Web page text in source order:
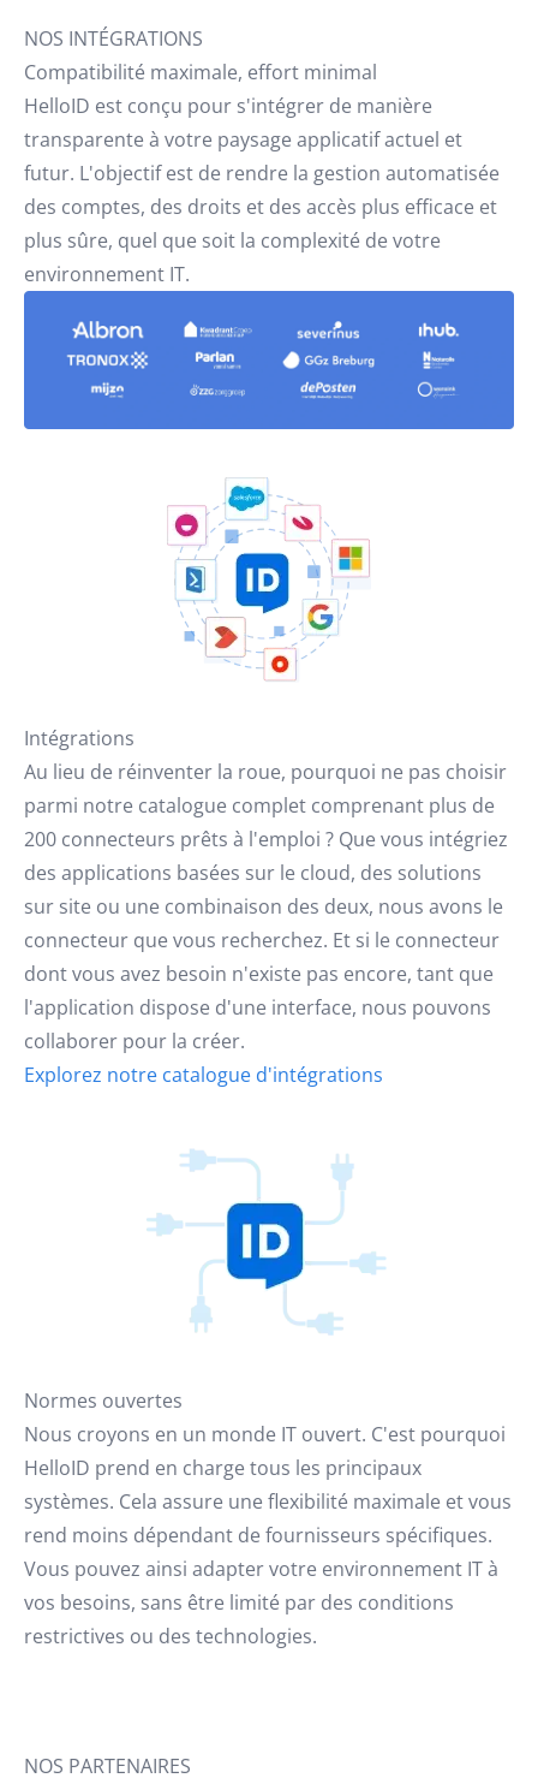
NOS INTÉGRATIONS
Compatibilité maximale, effort minimal
HelloID est conçu pour s'intégrer de manière
transparente à votre paysage applicatif actuel et
futur. L'objectif est de rendre la gestion automatisée
des comptes, des droits et des accès plus efficace et
plus sûre, quel que soit la complexité de votre
environnement IT.
Intégrations
Au lieu de réinventer la roue, pourquoi ne pas choisir
parmi notre catalogue complet comprenant plus de
200 connecteurs prêts à l'emploi ? Que vous intégriez
des applications basées sur le cloud, des solutions
sur site ou une combinaison des deux, nous avons le
connecteur que vous recherchez. Et si le connecteur
dont vous avez besoin n'existe pas encore, tant que
l'application dispose d'une interface, nous pouvons
collaborer pour la créer.
Explorez notre catalogue d'intégrations
Normes ouvertes
Nous croyons en un monde IT ouvert. C'est pourquoi
HelloID prend en charge tous les principaux
systèmes. Cela assure une flexibilité maximale et vous
rend moins dépendant de fournisseurs spécifiques.
Vous pouvez ainsi adapter votre environnement IT à
vos besoins, sans être limité par des conditions
restrictives ou des technologies.
NOS PARTENAIRES